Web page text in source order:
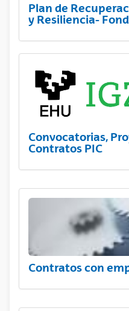
Plan de
y Resiliencia-
Convocatorias,
Contratos PIC
Contratos con